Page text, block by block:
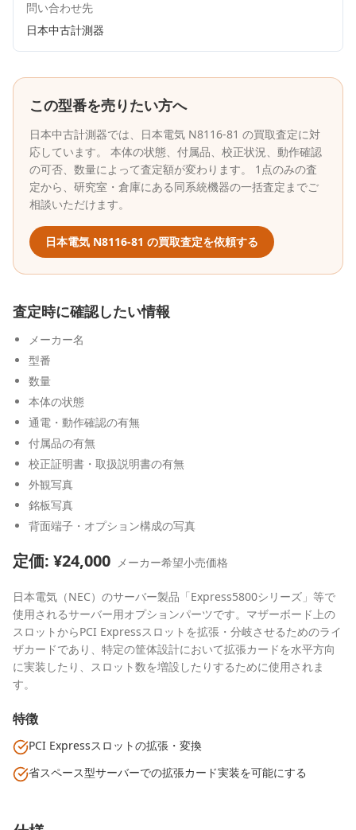
問い合わせ先
日本中古計測器
この型番を売りたい方へ
日本中古計測器では、 日本電気 N8116-81 の買取査定に対
応しています。 本体の状態、付属品、校正状況、動作確認
の可否、数量によって査定額が変わります。 1点のみの査
定から、研究室・倉庫にある同系統機器の一括査定までご
相談いただけます。
日本電気 N8116-81 の買取査定を依頼する
査定時に確認したい情報
メーカー名
型番
数量
本体の状態
通電・動作確認の有無
付属品の有無
校正証明書・取扱説明書の有無
外観写真
銘板写真
背面端子・オプション構成の写真
定価: ¥24,000 メーカー希望小売価格
日本電気（NEC）のサーバー製品「Express5800シリーズ」等で
使用されるサーバー用オプションパーツです。マザーボード上の
スロットからPCI Expressスロットを拡張・分岐させるためのライ
ザカードであり、特定の筐体設計において拡張カードを水平方向
に実装したり、スロット数を増設したりするために使用されま
す。
特徴
PCI Expressスロットの拡張・変換
省スペース型サーバーでの拡張カード実装を可能にする